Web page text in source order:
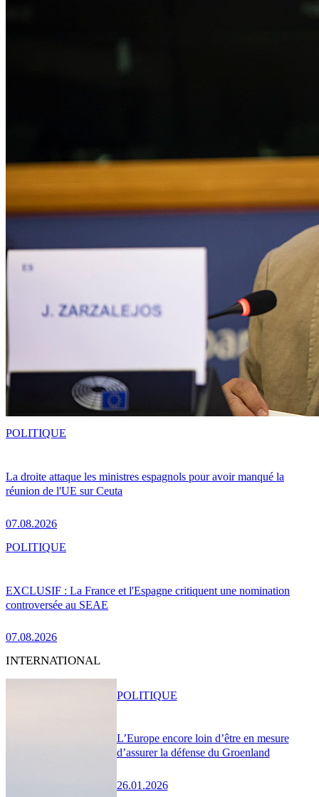
La droite attaque les ministres espagnols pour avoir manqué la
réunion de l'UE sur Ceuta
07.08.2026
POLITIQUE
EXCLUSIF : La France et l'Espagne critiquent une nomination
controversée au SEAE
07.08.2026
POLITIQUE
INTERNATIONAL
L’Europe encore loin d’être en mesure
d’assurer la défense du Groenland
26.01.2026
POLITIQUE